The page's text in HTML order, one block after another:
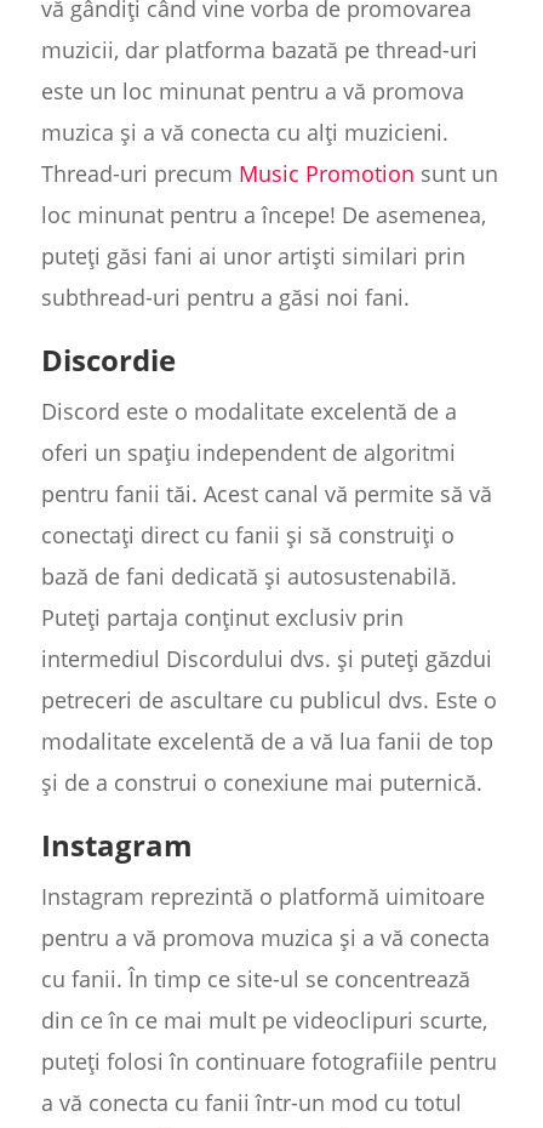
vă gândiți când vine vorba de promovarea
muzicii, dar platforma bazată pe thread-uri
este un loc minunat pentru a vă promova
muzica și a vă conecta cu alți muzicieni.
Thread-uri precum Music Promotion sunt un
loc minunat pentru a începe! De asemenea,
puteți găsi fani ai unor artiști similari prin
subthread-uri pentru a găsi noi fani.
Discordie
Discord este o modalitate excelentă de a
oferi un spațiu independent de algoritmi
pentru fanii tăi. Acest canal vă permite să vă
conectați direct cu fanii și să construiți o
bază de fani dedicată și autosustenabilă.
Puteți partaja conținut exclusiv prin
intermediul Discordului dvs. și puteți găzdui
petreceri de ascultare cu publicul dvs. Este o
modalitate excelentă de a vă lua fanii de top
și de a construi o conexiune mai puternică.
Instagram
Instagram reprezintă o platformă uimitoare
pentru a vă promova muzica și a vă conecta
cu fanii. În timp ce site-ul se concentrează
din ce în ce mai mult pe videoclipuri scurte,
puteți folosi în continuare fotografiile pentru
a vă conecta cu fanii într-un mod cu totul